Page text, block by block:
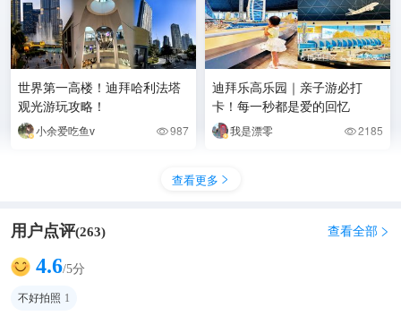
世界第一高楼！迪拜哈利法塔
观光游玩攻略！
小余爱吃鱼v 987
迪拜乐高乐园｜亲子游必打
卡！每一秒都是爱的回忆
我是漂零 2185
查看更多 
用户点评(263) 查看全部 
4.6/5分
不好拍照 1